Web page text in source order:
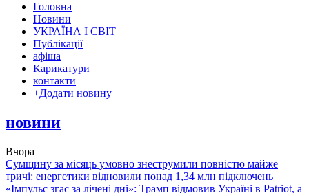
Головна
Новини
УКРАЇНА І СВІТ
Публікації
афіша
Карикатури
контакти
+Додати новину
новини
Вчора
Сумщину за місяць умовно знеструмили повністю майже
тричі: енергетики відновили понад 1,34 млн підключень
«Імпульс згас за лічені дні»: Трамп відмовив Україні в Patriot, а